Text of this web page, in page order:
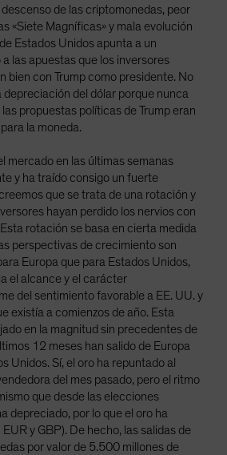
de las criptomonedas, peor
«Siete Magníficas» y mala evolución
Estados Unidos apunta a un
las apuestas que los inversores
bien con Trump como presidente. No
depreciación del dólar porque nunca
propuestas políticas de Trump eran
la moneda.
mercado en las últimas semanas
y ha traído consigo un fuerte
que se trata de una rotación y
hayan perdido los nervios con
rotación se basa en cierta medida
perspectivas de crecimiento son
Europa que para Estados Unidos,
el alcance y el carácter
del sentimiento favorable a EE. UU. y
existía a comienzos de año. Esta
en la magnitud sin precedentes de
12 meses han salido de Europa
Unidos. Sí, el oro ha repuntado al
del mes pasado, pero el ritmo
que desde las elecciones
depreciado, por lo que el oro ha
y GBP). De hecho, las salidas de
por valor de 5.500 millones de